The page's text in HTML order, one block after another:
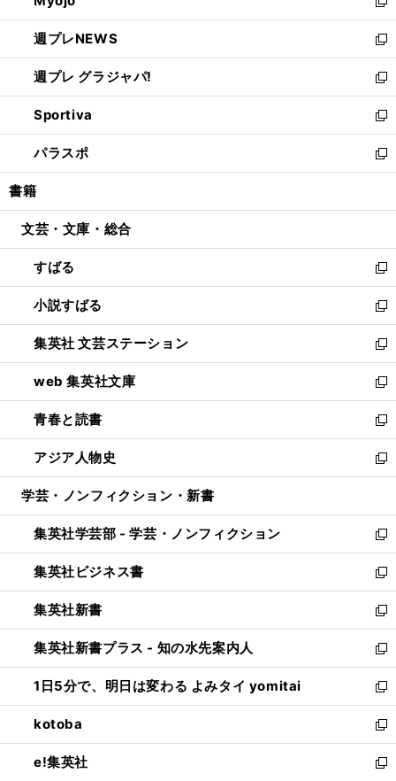
開
く
ウ
で
開
く
ン
ド
ウ
で
開
く
新
し
い
ウ
ィ
ン
ド
ウ
で
開
週プレNEWS
新
し
い
ウ
ィ
ン
ド
ウ
開
週プレ グラジャパ!
新
し
い
ウ
ィ
ン
ウ
開
く
Sportiva
新
し
い
ウ
ン
ウ
で
開
く
パラスポ
新
し
ウ
ン
ド
ウ
で
開
く
書籍
文芸・文庫・総合
すばる
新
し
い
ウ
ィ
ン
ド
ウ
で
開
く
小説すばる
新
し
い
ウ
ィ
ン
ド
ウ
で
開
集英社 文芸ステーション
新
し
い
ウ
ィ
ン
ド
ウ
開
く
web 集英社文庫
新
し
い
ウ
ィ
ン
ウ
で
開
く
青春と読書
新
し
い
ウ
ン
ド
ウ
で
開
く
アジア人物史
新
し
ウ
ィ
ン
ド
ウ
で
開
く
学芸・ノンフィクション・新書
集英社学芸部 - 学芸・ノンフィクション
新
し
い
ウ
ィ
ン
ド
ウ
で
開
く
集英社ビジネス書
新
し
い
ウ
ィ
ン
ド
ウ
で
開
く
集英社新書
新
し
い
ウ
ィ
ン
ド
ウ
で
集英社新書プラス - 知の水先案内人
新
し
い
ウ
ィ
ン
ド
1日5分で、明日は変わる よみタイ yomitai
新
し
い
ウ
ィ
kotoba
新
し
い
e!集英社
新